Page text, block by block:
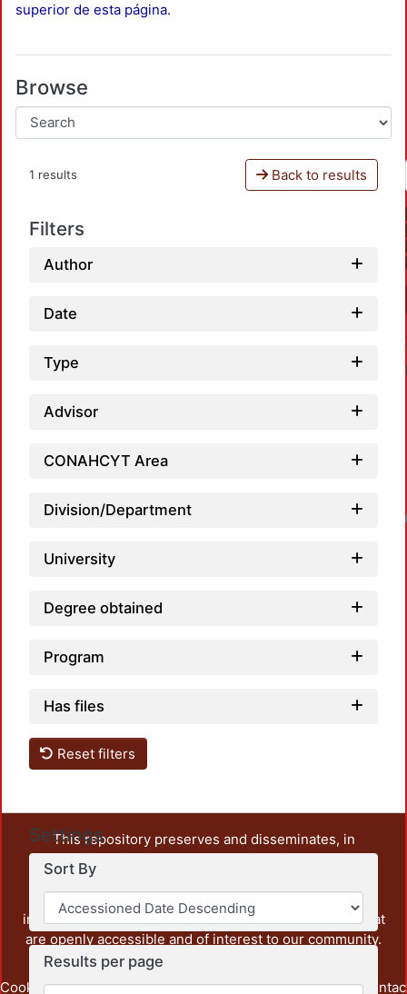
superior de esta página.
Browse
1 results Back to results
Filters
Author
Date
Type
Advisor
CONAHCYT Area
Division/Department
University
Degree obtained
Program
Has files
Reset filters
Settings
Sort By
Results per page
This repository preserves and disseminates, in
unrestricted open access, the teaching and research
output of UAM Azcapotzalco. It also includes some
administrative and graphic documents from the
institution, as well as content from other institutions that
are openly accessible and of interest to our community.
Cookie Privacy End User Send